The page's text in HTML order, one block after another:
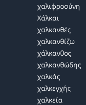
χαλιφροσύνη
Χάλκαι
χαλκανθές
χαλκανθίζω
χάλκανθος
χαλκανθώδης
χαλκάς
χαλκεγχής
χαλκεία